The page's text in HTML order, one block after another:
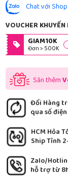
Chat với
VOUCHER
GIAM10K
Đơn > 500K
Săn thêm
Đổi Hàng
qua số
HCM Hỏa
Ship Tỉnh
Zalo/
hỗ trợ từ